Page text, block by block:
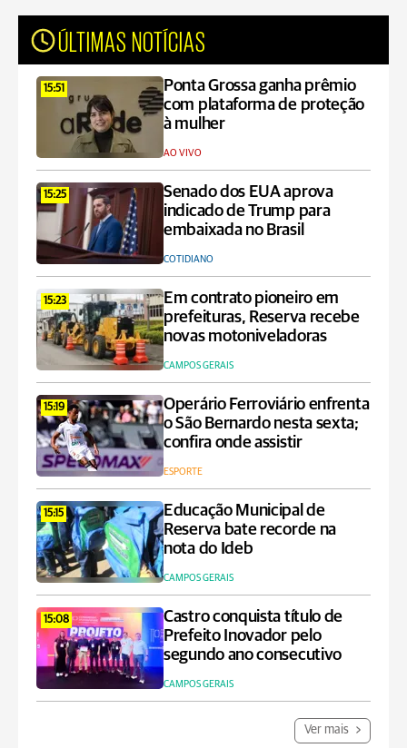
ÚLTIMAS NOTÍCIAS
15:51
Ponta Grossa ganha prêmio
com plataforma de proteção
à mulher
AO VIVO
15:25
Senado dos EUA aprova
indicado de Trump para
embaixada no Brasil
COTIDIANO
15:23
Em contrato pioneiro em
prefeituras, Reserva recebe
novas motoniveladoras
CAMPOS GERAIS
15:19
Operário Ferroviário enfrenta
o São Bernardo nesta sexta;
confira onde assistir
ESPORTE
15:15
Educação Municipal de
Reserva bate recorde na
nota do Ideb
CAMPOS GERAIS
15:08
Castro conquista título de
Prefeito Inovador pelo
segundo ano consecutivo
CAMPOS GERAIS
Ver mais